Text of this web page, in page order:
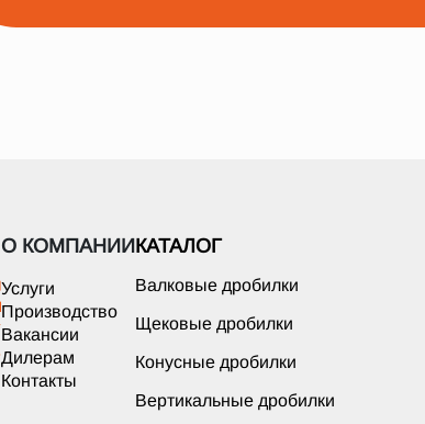
О КОМПАНИИ
Услуги
Производство
Вакансии
Дилерам
Контакты
КАТАЛОГ
Валковые дробилки
Щековые дробилки
Конусные дробилки
Вертикальные дробилки